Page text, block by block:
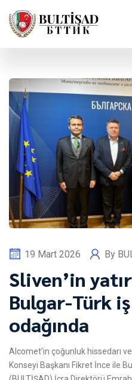
19 Mart 2026 By
Sliven’in
Bulgar-Türk
odağında
Alcomet’in çoğunluk hissedarı
Konseyi Başkanı Fikret İnce ile